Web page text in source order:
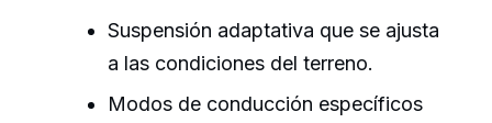
Suspensión adaptativa que se ajusta
a las condiciones del terreno.
Modos de conducción específicos